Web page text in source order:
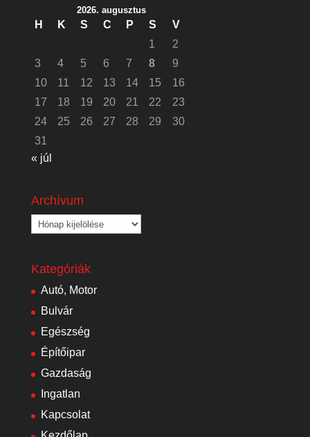
2026. augusztus
H K S C P S
V
1
2
3
4 5 6 7 8
9
10
11 12 13 14 15
16
17
18 19 20 21 22
23
24
25 26 27 28 29
30
31
« júl
Archívum
Archívum
Kategóriák
Autó, Motor
Bulvár
Egészség
Építőipar
Gazdaság
Ingatlan
Kapcsolat